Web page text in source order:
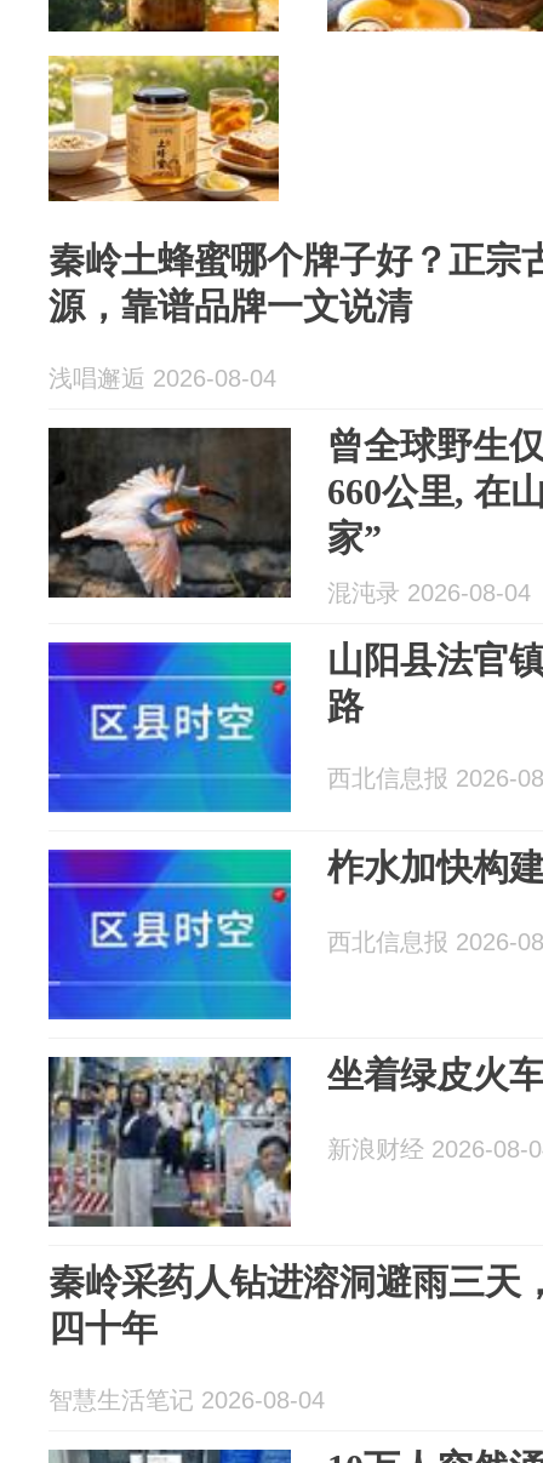
秦岭土蜂蜜哪个牌子好？正宗
源，靠谱品牌一文说清
浅唱邂逅 2026-08-04
曾全球野生
660公里, 在
家”
混沌录 2026-08-04
山阳县法官
路
西北信息报 2026-
柞水加快构
西北信息报 2026-
坐着绿皮火
新浪财经 2026-08-
秦岭采药人钻进溶洞避雨三天
四十年
智慧生活笔记 2026-08-04